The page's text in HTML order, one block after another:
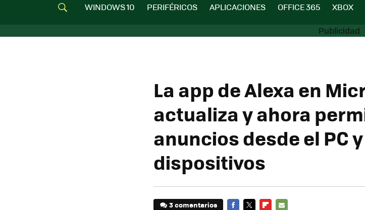
WINDOWS 10 PERIFÉRICOS APLICACIONES OFFICE 365 XBOX
La app de Alexa en
actualiza y ahora
anuncios desde el PC
dispositivos
3 comentarios